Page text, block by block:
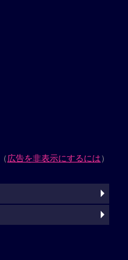
（広告を非表示にするには）